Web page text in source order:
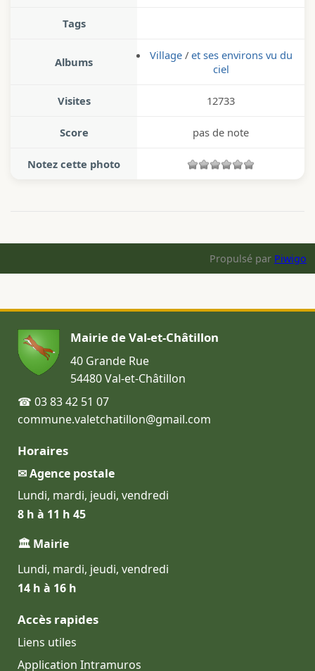
Tags
Albums Village/ et ses environs vu du
ciel
Visites 12733
Score pas de note
Notez cette photo
Propulsé par Piwigo
Mairie de Val-et-Châtillon
40 Grande Rue
54480 Val-et-Châtillon
☎ 03 83 42 51 07
commune.valetchatillon@gmail.com
Horaires
✉ Agence postale
Lundi, mardi, jeudi, vendredi
8 h à 11 h 45
🏛 Mairie
Lundi, mardi, jeudi, vendredi
14 h à 16 h
Accès rapides
Liens utiles
Application Intramuros